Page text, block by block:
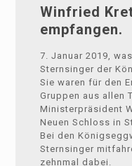
Winfried
empfangen.
7. Januar 2019,
Sternsinger der
Sie waren für den
Gruppen aus allen
Ministerpräsident
Neuen Schloss in
Bei den
Sternsinger
zehnmal dabei.